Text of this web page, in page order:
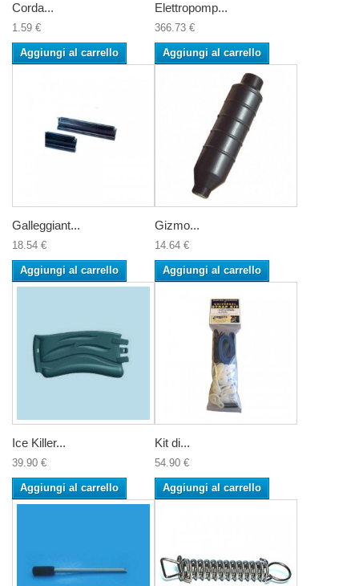
Corda...
1.59 €
Aggiungi al carrello
Elettropomp...
366.73 €
Aggiungi al carrello
Galleggiant...
18.54 €
Aggiungi al carrello
Gizmo...
14.64 €
Aggiungi al carrello
Ice Killer...
39.90 €
Aggiungi al carrello
Kit di...
54.90 €
Aggiungi al carrello